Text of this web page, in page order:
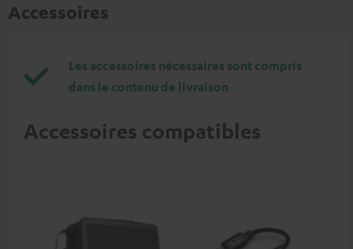
Accessoires
Les accessoires nécessaires sont compris
dans le contenu de livraison
Accessoires compatibles